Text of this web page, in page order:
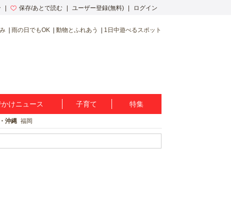
保存/あとで読む ユーザー登録(無料) ログイン
雨の日でもOK 動物とふれあう 1日中遊べるスポット
かけニュース 子育て 特集
沖縄 福岡